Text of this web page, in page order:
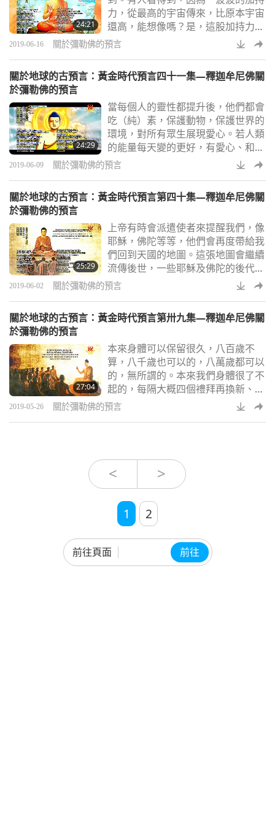
24:21
力，從最高的宇宙傳來，比原本宇宙
還高，能想像嗎？是，這股加持力史
無前例，沒這麼強大過，沒這麼仁慈
過，沒這麼慷慨豐沛過，因此一切都
就好，享受這種知道某種東西大幅改
並不是那麼正面。
2019-06-16 關於彌勒佛的預言
關於地球的古預言：黃金時代預言四十一集—釋迦牟尼佛關
於彌勒佛的預言
24:29
當每個人的靈性都提升後，他們都會
吃（純）素，保護動物，保護世界的
環境，對所有眾生展現愛心。若人類
的能量每天變的更好，有愛心、和
平，崇敬上帝，當然這能量會帶來所
有不可思議的現象，所有無法想像的
再生產肉品，不吃肉、不傷害動物，
物，我們將享有美好的地球。
2019-06-09 關於彌勒佛的預言
關於地球的古預言：黃金時代預言第四十集—釋迦牟尼佛關
於彌勒佛的預言
25:29
上帝有時會派遣使者來提醒我們，像
耶穌，佛陀等等，他們會再度帶給我
們回到天國的地圖。這張地圖會繼續
流傳後世，一些耶穌及佛陀的後代或
他們的門徒中有人已經得到這張地
圖，精通悠遊天地的藝術，甚至用心
一位去，沒有任何困難。多數想冒險
他們不知道地圖，假如你們沒有的
話，我這裡也有提供到天國的地圖。
2019-06-02 關於彌勒佛的預言
關於地球的古預言：黃金時代預言第卅九集—釋迦牟尼佛關
於彌勒佛的預言
27:04
本來身體可以保留很久，八百歲不
算，八千歲也可以的，八萬歲都可以
的，無所謂的。本來我們身體很了不
起的，每隔大概四個禮拜再換新、換
血、換皮膚、換細胞，我們應該每隔
三、四個禮拜，都重新再還童的，然
也許有啊！沒有他怎麼會這樣想到？
以前是這樣子啊！以前是可以留到萬
歲、萬歲、萬萬歲的。
2019-05-26 關於彌勒佛的預言
< >
1 2
前往頁面 前往